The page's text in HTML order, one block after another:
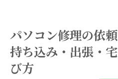
パソコン修理の依
持ち込み・出張・
び方